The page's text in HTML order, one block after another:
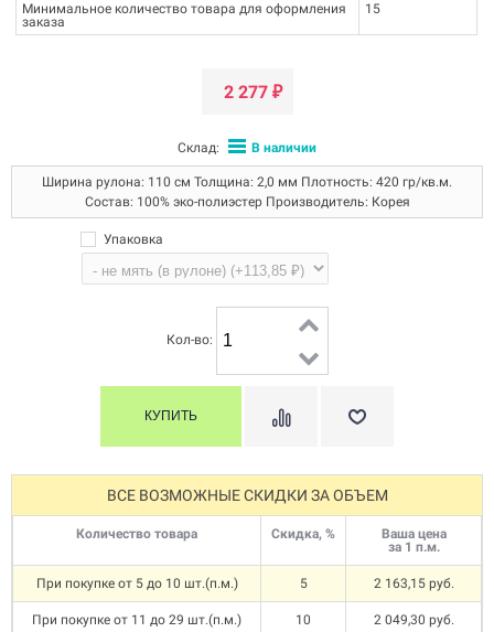
Минимальное количество товара для оформления
заказа
15
2 277 ₽
Склад: В наличии
Ширина рулона: 110 см Толщина: 2,0 мм Плотность: 420 гр/кв.м.
Состав: 100% эко-полиэстер Производитель: Корея
Упаковка
Кол-во:
ВСЕ ВОЗМОЖНЫЕ СКИДКИ ЗА ОБЪЕМ
Количество товара Скидка, %
Ваша цена
за 1 п.м.
При покупке от 5 до 10 шт.(п.м.) 5 2 163,15 руб.
При покупке от 11 до 29 шт.(п.м.) 10 2 049,30 руб.